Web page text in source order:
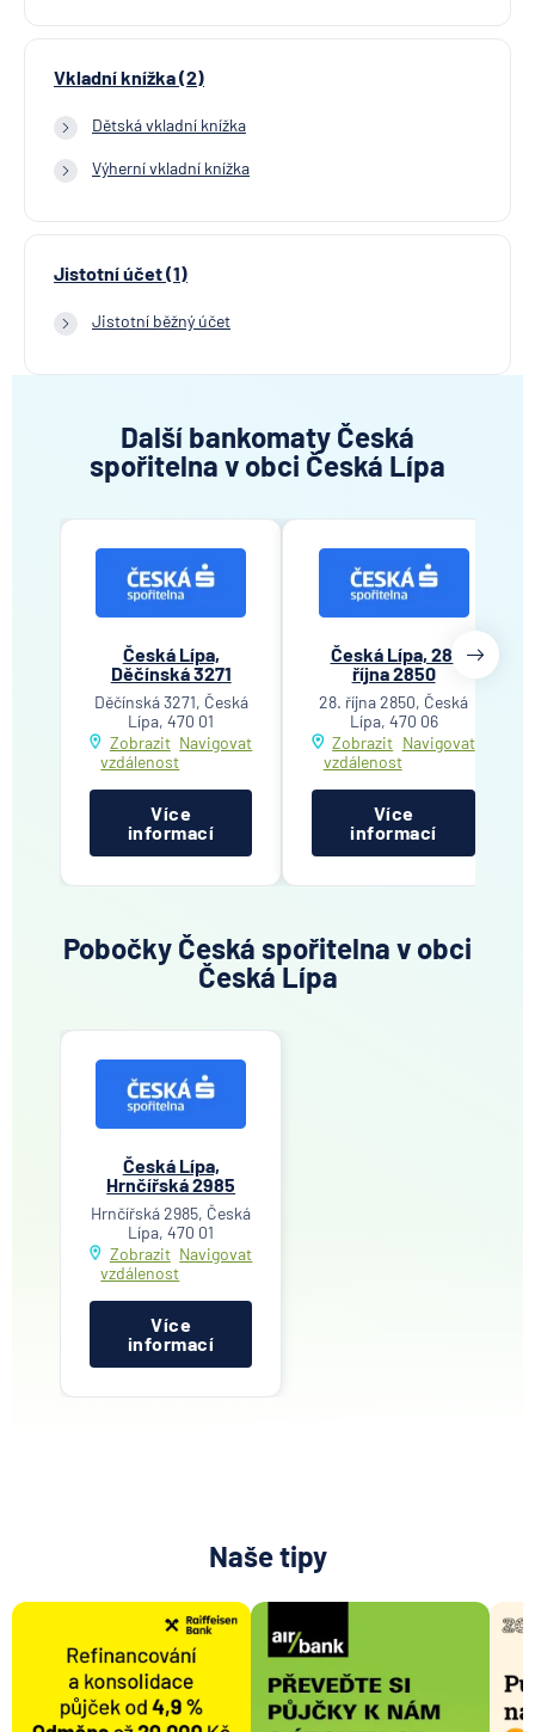
Vkladní knížka (2)
Dětská vkladní knížka
Výherní vkladní knížka
Jistotní účet (1)
Jistotní běžný účet
Další bankomaty Česká
spořitelna v obci Česká Lípa
Česká Lípa,
Děčínská 3271
Děčínská 3271, Česká
Lípa, 470 01
Zobrazit
vzdálenost
Navigovat
Více
informací
Česká Lípa, 28.
října 2850
28. října 2850, Česká
Lípa, 470 06
Zobrazit
vzdálenost
Navigovat
Více
informací
Pobočky Česká spořitelna v obci
Česká Lípa
Česká Lípa,
Hrnčířská 2985
Hrnčířská 2985, Česká
Lípa, 470 01
Zobrazit
vzdálenost
Navigovat
Více
informací
Naše tipy